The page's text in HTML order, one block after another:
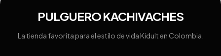
PULGUERO KACHIVACHES
La tienda favorita para el estilo de vida Kidult en Colombia.